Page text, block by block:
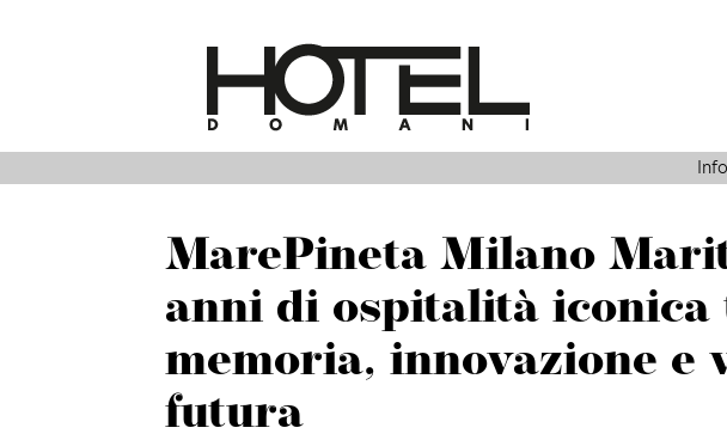
MarePineta Milano
anni di ospitalità iconica
memoria, innovazione e
futura